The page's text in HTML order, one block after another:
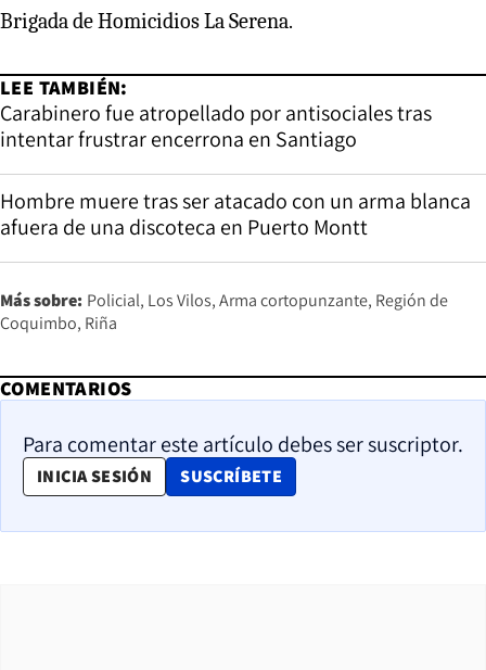
Brigada de Homicidios La Serena.
LEE TAMBIÉN:
Carabinero fue atropellado por antisociales tras
intentar frustrar encerrona en Santiago
Hombre muere tras ser atacado con un arma blanca
afuera de una discoteca en Puerto Montt
Más sobre: Policial Los Vilos Arma cortopunzante Región de
Coquimbo Riña
COMENTARIOS
Para comentar este artículo debes ser suscriptor.
INICIA SESIÓN SUSCRÍBETE
OPENS IN NEW WINDOW